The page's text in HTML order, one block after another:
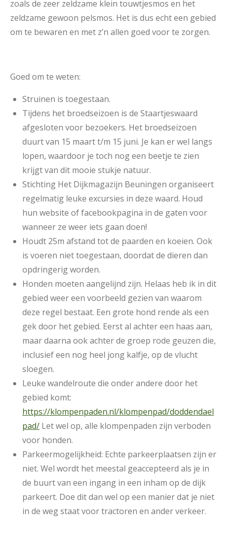
zoals de zeer zeldzame klein touwtjesmos en het
zeldzame gewoon pelsmos. Het is dus echt een gebied
om te bewaren en met z’n allen goed voor te zorgen.
Goed om te weten:
Struinen is toegestaan.
Tijdens het broedseizoen is de Staartjeswaard
afgesloten voor bezoekers. Het broedseizoen
duurt van 15 maart t/m 15 juni. Je kan er wel langs
lopen, waardoor je toch nog een beetje te zien
krijgt van dit mooie stukje natuur.
Stichting Het Dijkmagazijn Beuningen organiseert
regelmatig leuke excursies in deze waard. Houd
hun website of facebookpagina in de gaten voor
wanneer ze weer iets gaan doen!
Houdt 25m afstand tot de paarden en koeien. Ook
is voeren niet toegestaan, doordat de dieren dan
opdringerig worden.
Honden moeten aangelijnd zijn. Helaas heb ik in dit
gebied weer een voorbeeld gezien van waarom
deze regel bestaat. Een grote hond rende als een
gek door het gebied. Eerst al achter een haas aan,
maar daarna ook achter de groep rode geuzen die,
inclusief een nog heel jong kalfje, op de vlucht
sloegen.
Leuke wandelroute die onder andere door het
gebied komt:
https://klompenpaden.nl/klompenpad/doddendael
pad/ Let wel op, alle klompenpaden zijn verboden
voor honden.
Parkeermogelijkheid: Echte parkeerplaatsen zijn er
niet. Wel wordt het meestal geaccepteerd als je in
de buurt van een ingang in een inham op de dijk
parkeert. Doe dit dan wel op een manier dat je niet
in de weg staat voor tractoren en ander verkeer.